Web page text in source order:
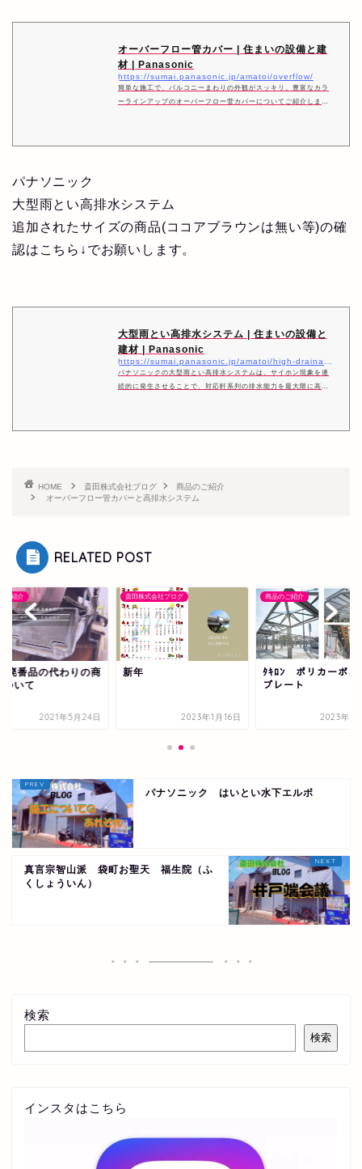
オーバーフロー管カバー | 住まいの設備と建
材 | Panasonic
https://sumai.panasonic.jp/amatoi/overflow/
簡単な施工で、バルコニーまわりの外観がスッキリ。豊富なカラ
ーラインアップのオーバーフロー菅カバーについてご紹介しま
パナソニック
大型雨とい高排水システム
追加されたサイズの商品(ココアブラウンは無い等)の確
認はこちら↓でお願いします。
大型雨とい高排水システム | 住まいの設備と
建材 | Panasonic
パナソニックの大型雨とい高排水システムは、サイホン現象を連
続的に発生させることで、対応軒系列の排水能力を最大限に高め
HOME 斎田株式会社ブログ
商品のご紹介
オーバーフロー管カバーと高排水システム
RELATED POST
ご紹介
廃番品の代わりの商
ついて
2021年5月24日
斎田株式会社ブログ
新年
2023年1月16日
商品のご紹介
ﾀｷﾛﾝ ポリカーボネ
プレート
2023年5
パナソニック はいとい水下エルボ
真言宗智山派 袋町お聖天 福生院（ふ
くしょういん）
検索
検索
インスタはこちら